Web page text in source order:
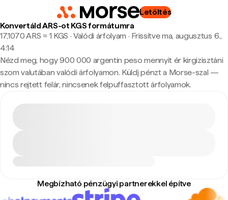
Letöltés
Konvertáld ARS-ot KGS formátumra
17,1070 ARS ≈ 1 KGS · Valódi árfolyam · Frissítve ma, augusztus 6.,
4:14
Nézd meg, hogy 900 000 argentin peso mennyit ér kirgizisztáni
szom valutában valódi árfolyamon. Küldj pénzt a Morse-szal —
nincs rejtett felár, nincsenek felpuffasztott árfolyamok.
Megbízható pénzügyi partnerekkel építve